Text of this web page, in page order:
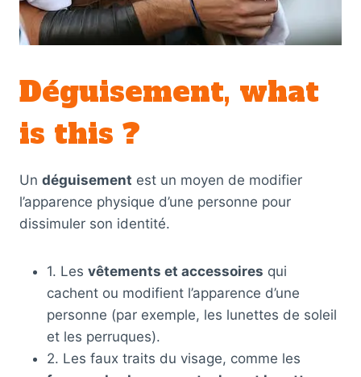
Déguisement, what
is this ?
Un déguisement est un moyen de modifier
l’apparence physique d’une personne pour
dissimuler son identité.
1. Les vêtements et accessoires qui
cachent ou modifient l’apparence d’une
personne (par exemple, les lunettes de soleil
et les perruques).
2. Les faux traits du visage, comme les